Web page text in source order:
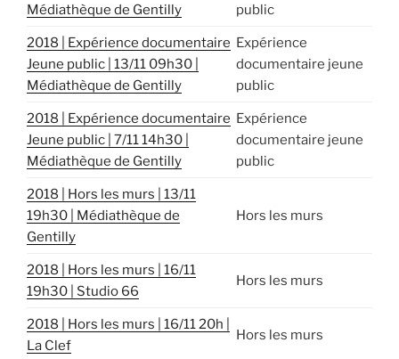
Médiathèque de Gentilly
public
2018 | Expérience documentaire
Jeune public | 13/11 09h30 |
Médiathèque de Gentilly
Expérience
documentaire jeune
public
2018 | Expérience documentaire
Jeune public | 7/11 14h30 |
Médiathèque de Gentilly
Expérience
documentaire jeune
public
2018 | Hors les murs | 13/11
19h30 | Médiathèque de
Gentilly
Hors les murs
2018 | Hors les murs | 16/11
19h30 | Studio 66
Hors les murs
2018 | Hors les murs | 16/11 20h |
La Clef
Hors les murs